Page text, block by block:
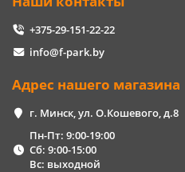
+375-29-151-22-22
info@f-park.by
Адрес нашего магазина
г. Минск, ул. О.Кошевого, д.8
Пн-Пт: 9:00-19:00
Сб: 9:00-15:00
Вс: выходной